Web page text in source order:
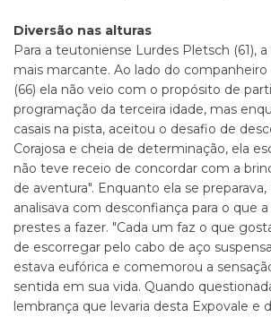
Diversão nas alturas
Para a teutoniense Lurdes Pletsch (61),
mais marcante. Ao lado do
(66) ela não veio com o propósito de
programação da terceira idade, mas
casais na pista, aceitou o desafio de
Corajosa e cheia de determinação, ela
não teve receio de concordar com a
de aventura". Enquanto ela se
analisava com desconfiança para o que
prestes a fazer. "Cada um faz o que
de escorregar pelo cabo de aço
estava eufórica e comemorou a
sentida em sua vida. Quando
lembrança que levaria desta Expovale e